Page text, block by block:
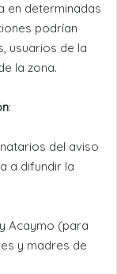
en determinadas
podrían
usuarios de la
la zona.
:
del aviso
a difundir la
Acaymo (para
y madres de